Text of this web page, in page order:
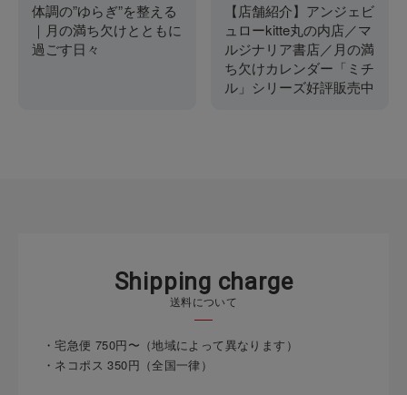
体調の”ゆらぎ”を整える
｜月の満ち欠けとともに
過ごす日々
【店舗紹介】アンジェビ
ュローkitte丸の内店／マ
ルジナリア書店／月の満
ち欠けカレンダー「ミチ
ル」シリーズ好評販売中
Shipping charge
送料について
・宅急便 750円〜（地域によって異なります）
・ネコポス 350円（全国一律）